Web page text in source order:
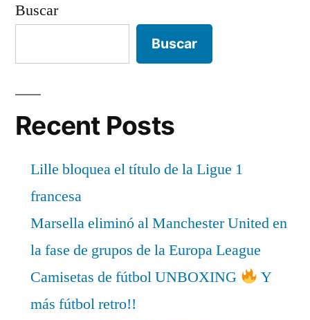
Buscar
Buscar
Recent Posts
Lille bloquea el título de la Ligue 1
francesa
Marsella eliminó al Manchester United en
la fase de grupos de la Europa League
Camisetas de fútbol UNBOXING
Y
más fútbol retro!!